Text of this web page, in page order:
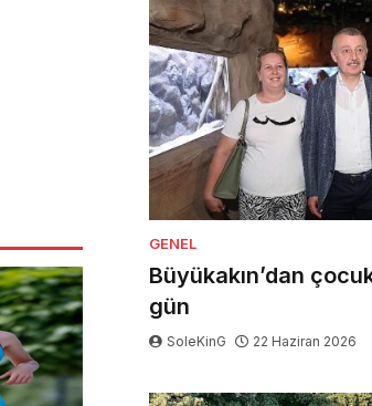
GENEL
Büyükakın’dan
gün
SoleKinG 22 Haziran 2026